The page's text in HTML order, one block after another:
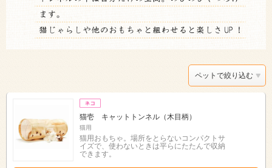
ペットで絞り込む
猫壱 キャットトンネル（木目柄）
猫用
猫用おもちゃ。場所をとらないコンパクトサ
イズで、使わないときは平らにたたんで収納
できます。